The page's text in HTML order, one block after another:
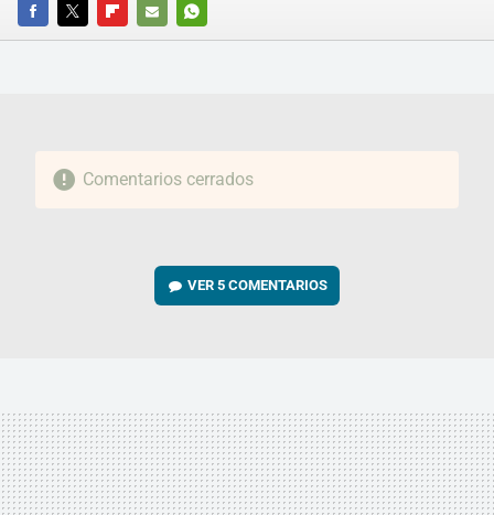
FACEBOOKTWITTERFLIPBOARD
E-
WHATSAPP
Comentarios cerrados
VER5 COMENTARIOS